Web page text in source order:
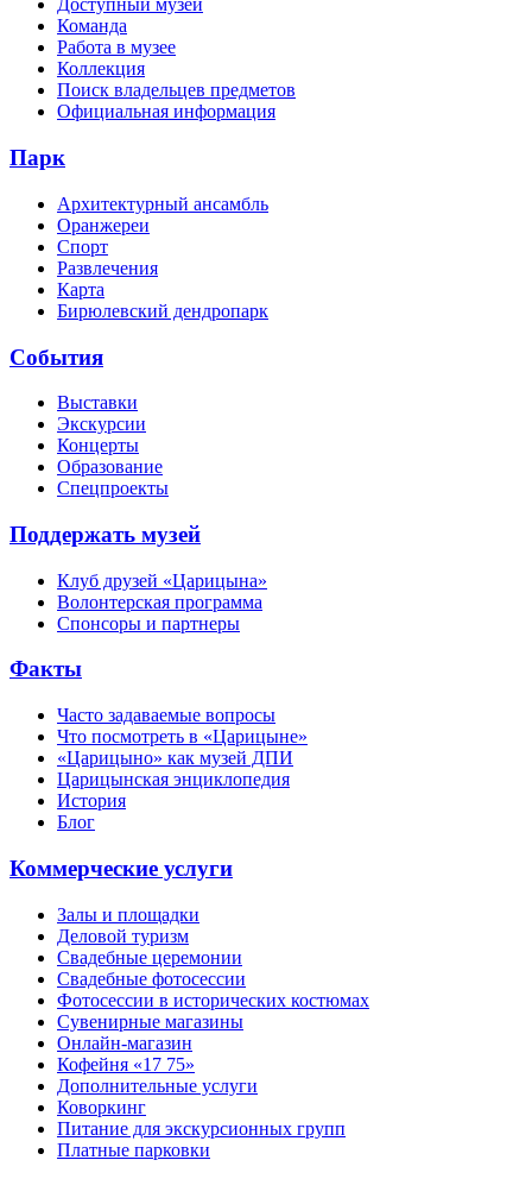
Доступный музей
Команда
Работа в музее
Коллекция
Поиск владельцев предметов
Официальная информация
Парк
Архитектурный ансамбль
Оранжереи
Спорт
Развлечения
Карта
Бирюлевский дендропарк
События
Выставки
Экскурсии
Концерты
Образование
Спецпроекты
Поддержать музей
Клуб друзей «Царицына»
Волонтерская программа
Спонсоры и партнеры
Факты
Часто задаваемые вопросы
Что посмотреть в «Царицыне»
«Царицыно» как музей ДПИ
Царицынская энциклопедия
История
Блог
Коммерческие услуги
Залы и площадки
Деловой туризм
Свадебные церемонии
Свадебные фотосессии
Фотосессии в исторических костюмах
Сувенирные магазины
Онлайн-магазин
Кофейня «17 75»
Дополнительные услуги
Коворкинг
Питание для экскурсионных групп
Платные парковки